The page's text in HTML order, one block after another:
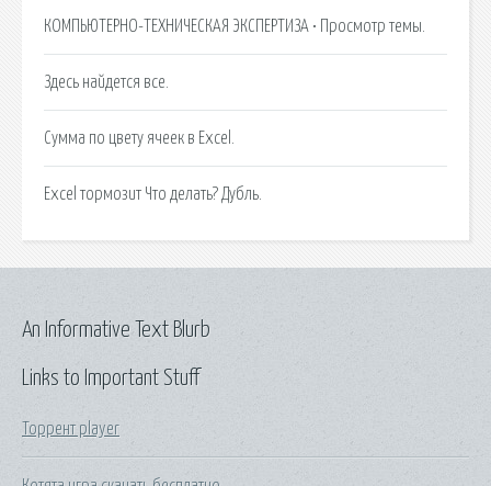
КОМПЬЮТЕРНО-ТЕХНИЧЕСКАЯ ЭКСПЕРТИЗА • Просмотр темы.
Здесь найдется все.
Сумма по цвету ячеек в Excel.
Excel тормозит Что делать? Дубль.
Links to Important Stuff
Торрент player
An Informative Text Blurb